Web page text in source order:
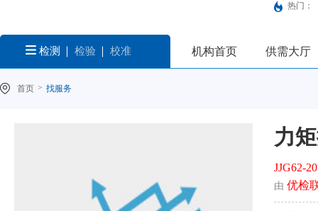
热门：
检测 检验 校准 机构首页 供需大厅
首页 > 找服务
力
JJG62-
由 优检